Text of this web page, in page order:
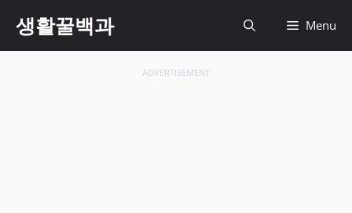
생활꿀백과 Menu
ADVERTISEMENT